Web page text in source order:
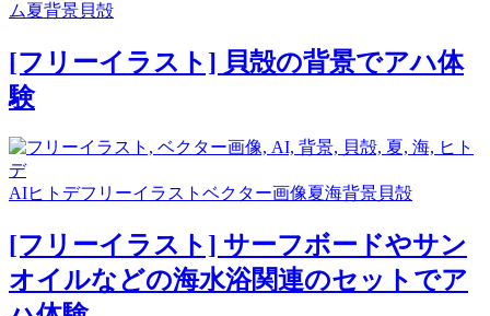
ム夏背景貝殻
[フリーイラスト] 貝殻の背景でアハ体
験
AIヒトデフリーイラスト ベクター画像夏海背景貝殻
[フリーイラスト] サーフボードやサン
オイルなどの海水浴関連のセットでア